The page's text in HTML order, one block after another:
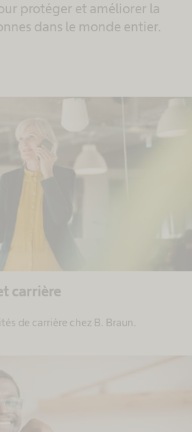
protéger et améliorer la
dans le monde entier.
carrière
de carrière chez B. Braun.